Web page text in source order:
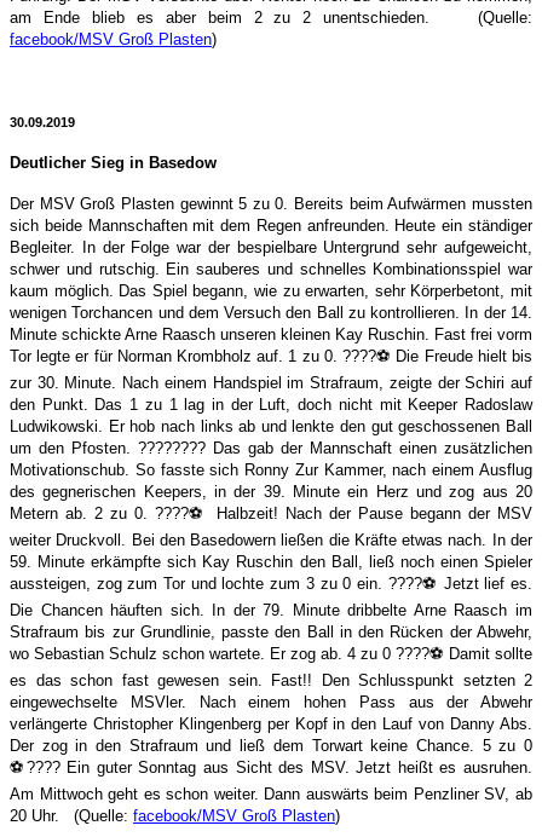
am Ende blieb es aber beim 2 zu 2 unentschieden. (Quelle:
facebook/MSV Groß Plasten)
30.09.2019
Deutlicher Sieg in Basedow
Der MSV Groß Plasten gewinnt 5 zu 0. Bereits beim Aufwärmen mussten
sich beide Mannschaften mit dem Regen anfreunden. Heute ein ständiger
Begleiter. In der Folge war der bespielbare Untergrund sehr aufgeweicht,
schwer und rutschig. Ein sauberes und schnelles Kombinationsspiel war
kaum möglich. Das Spiel begann, wie zu erwarten, sehr Körperbetont, mit
wenigen Torchancen und dem Versuch den Ball zu kontrollieren. In der 14.
Minute schickte Arne Raasch unseren kleinen Kay Ruschin. Fast frei vorm
Tor legte er für Norman Krombholz auf. 1 zu 0. ????⚽️ Die Freude hielt bis
zur 30. Minute. Nach einem Handspiel im Strafraum, zeigte der Schiri auf
den Punkt. Das 1 zu 1 lag in der Luft, doch nicht mit Keeper Radoslaw
Ludwikowski. Er hob nach links ab und lenkte den gut geschossenen Ball
um den Pfosten. ???????? Das gab der Mannschaft einen zusätzlichen
Motivationschub. So fasste sich Ronny Zur Kammer, nach einem Ausflug
des gegnerischen Keepers, in der 39. Minute ein Herz und zog aus 20
Metern ab. 2 zu 0.????⚽️
Halbzeit! Nach der Pause begann der MSV
weiter Druckvoll. Bei den Basedowern ließen die Kräfte etwas nach. In der
59. Minute erkämpfte sich Kay Ruschin den Ball, ließ noch einen Spieler
aussteigen, zog zum Tor und lochte zum 3 zu 0 ein. ????⚽️ Jetzt lief es.
Die Chancen häuften sich. In der 79. Minute dribbelte Arne Raasch im
Strafraum bis zur Grundlinie, passte den Ball in den Rücken der Abwehr,
wo Sebastian Schulz schon wartete. Er zog ab. 4 zu 0 ????⚽️ Damit sollte
es das schon fast gewesen sein. Fast!! Den Schlusspunkt setzten 2
eingewechselte MSVler. Nach einem hohen Pass aus der Abwehr
verlängerte Christopher Klingenberg per Kopf in den Lauf von Danny Abs.
Der zog in den Strafraum und ließ dem Torwart keine Chance. 5 zu 0
⚽️ ????Ein guter Sonntag aus Sicht des MSV. Jetzt heißt es ausruhen.
Am Mittwoch geht es schon weiter. Dann auswärts beim Penzliner SV, ab
20 Uhr. (Quelle: facebook/MSV Groß Plasten)